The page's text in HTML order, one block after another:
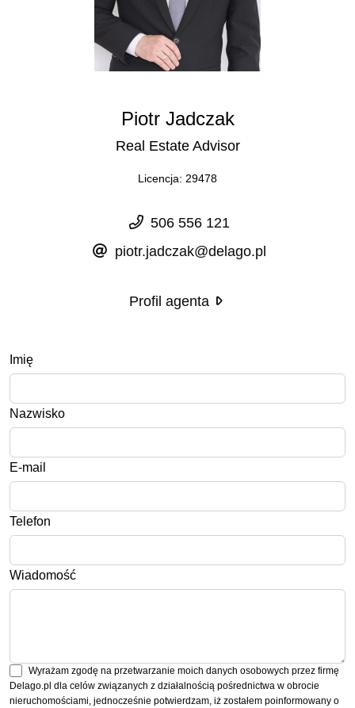
Piotr Jadczak
Real Estate Advisor
Licencja: 29478
506 556 121
piotr.jadczak@delago.pl
Profil agenta
Imię
Nazwisko
E-mail
Telefon
Wiadomość
Wyrażam zgodę na przetwarzanie moich danych osobowych przez firmę
Delago.pl dla celów związanych z działalnością pośrednictwa w obrocie
nieruchomościami, jednocześnie potwierdzam, iż zostałem poinformowany o